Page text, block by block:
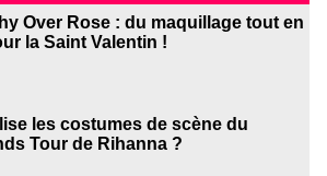
Over Rose : du maquillage tout en
la Saint Valentin !
les costumes de scène du
Tour de Rihanna ?